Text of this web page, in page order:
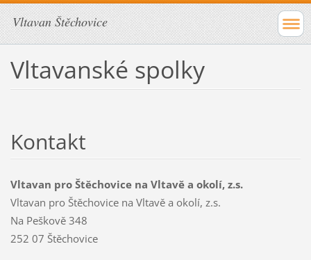
Vltavan Štěchovice
Vltavanské spolky
Kontakt
Vltavan pro Štěchovice na Vltavě a okolí, z.s.
Vltavan pro Štěchovice na Vltavě a okolí, z.s.
Na Peškově 348
252 07 Štěchovice